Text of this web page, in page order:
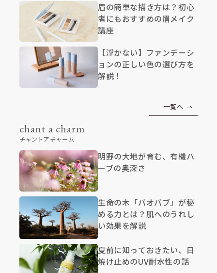
眉の簡単な描き方は？初心
者にもおすすめの眉メイク
講座
【浮かない】ファンデーシ
ョンの正しい色の選び方を
解説！
一覧へ
chant a charm
チャントアチャーム
明野の大地が育む、有機ハ
ーブの奥深さ
生命の木「バオバブ」が秘
める力とは？肌へのうれし
い効果を解説
夏前に知っておきたい、日
焼け止めのUV耐水性の話